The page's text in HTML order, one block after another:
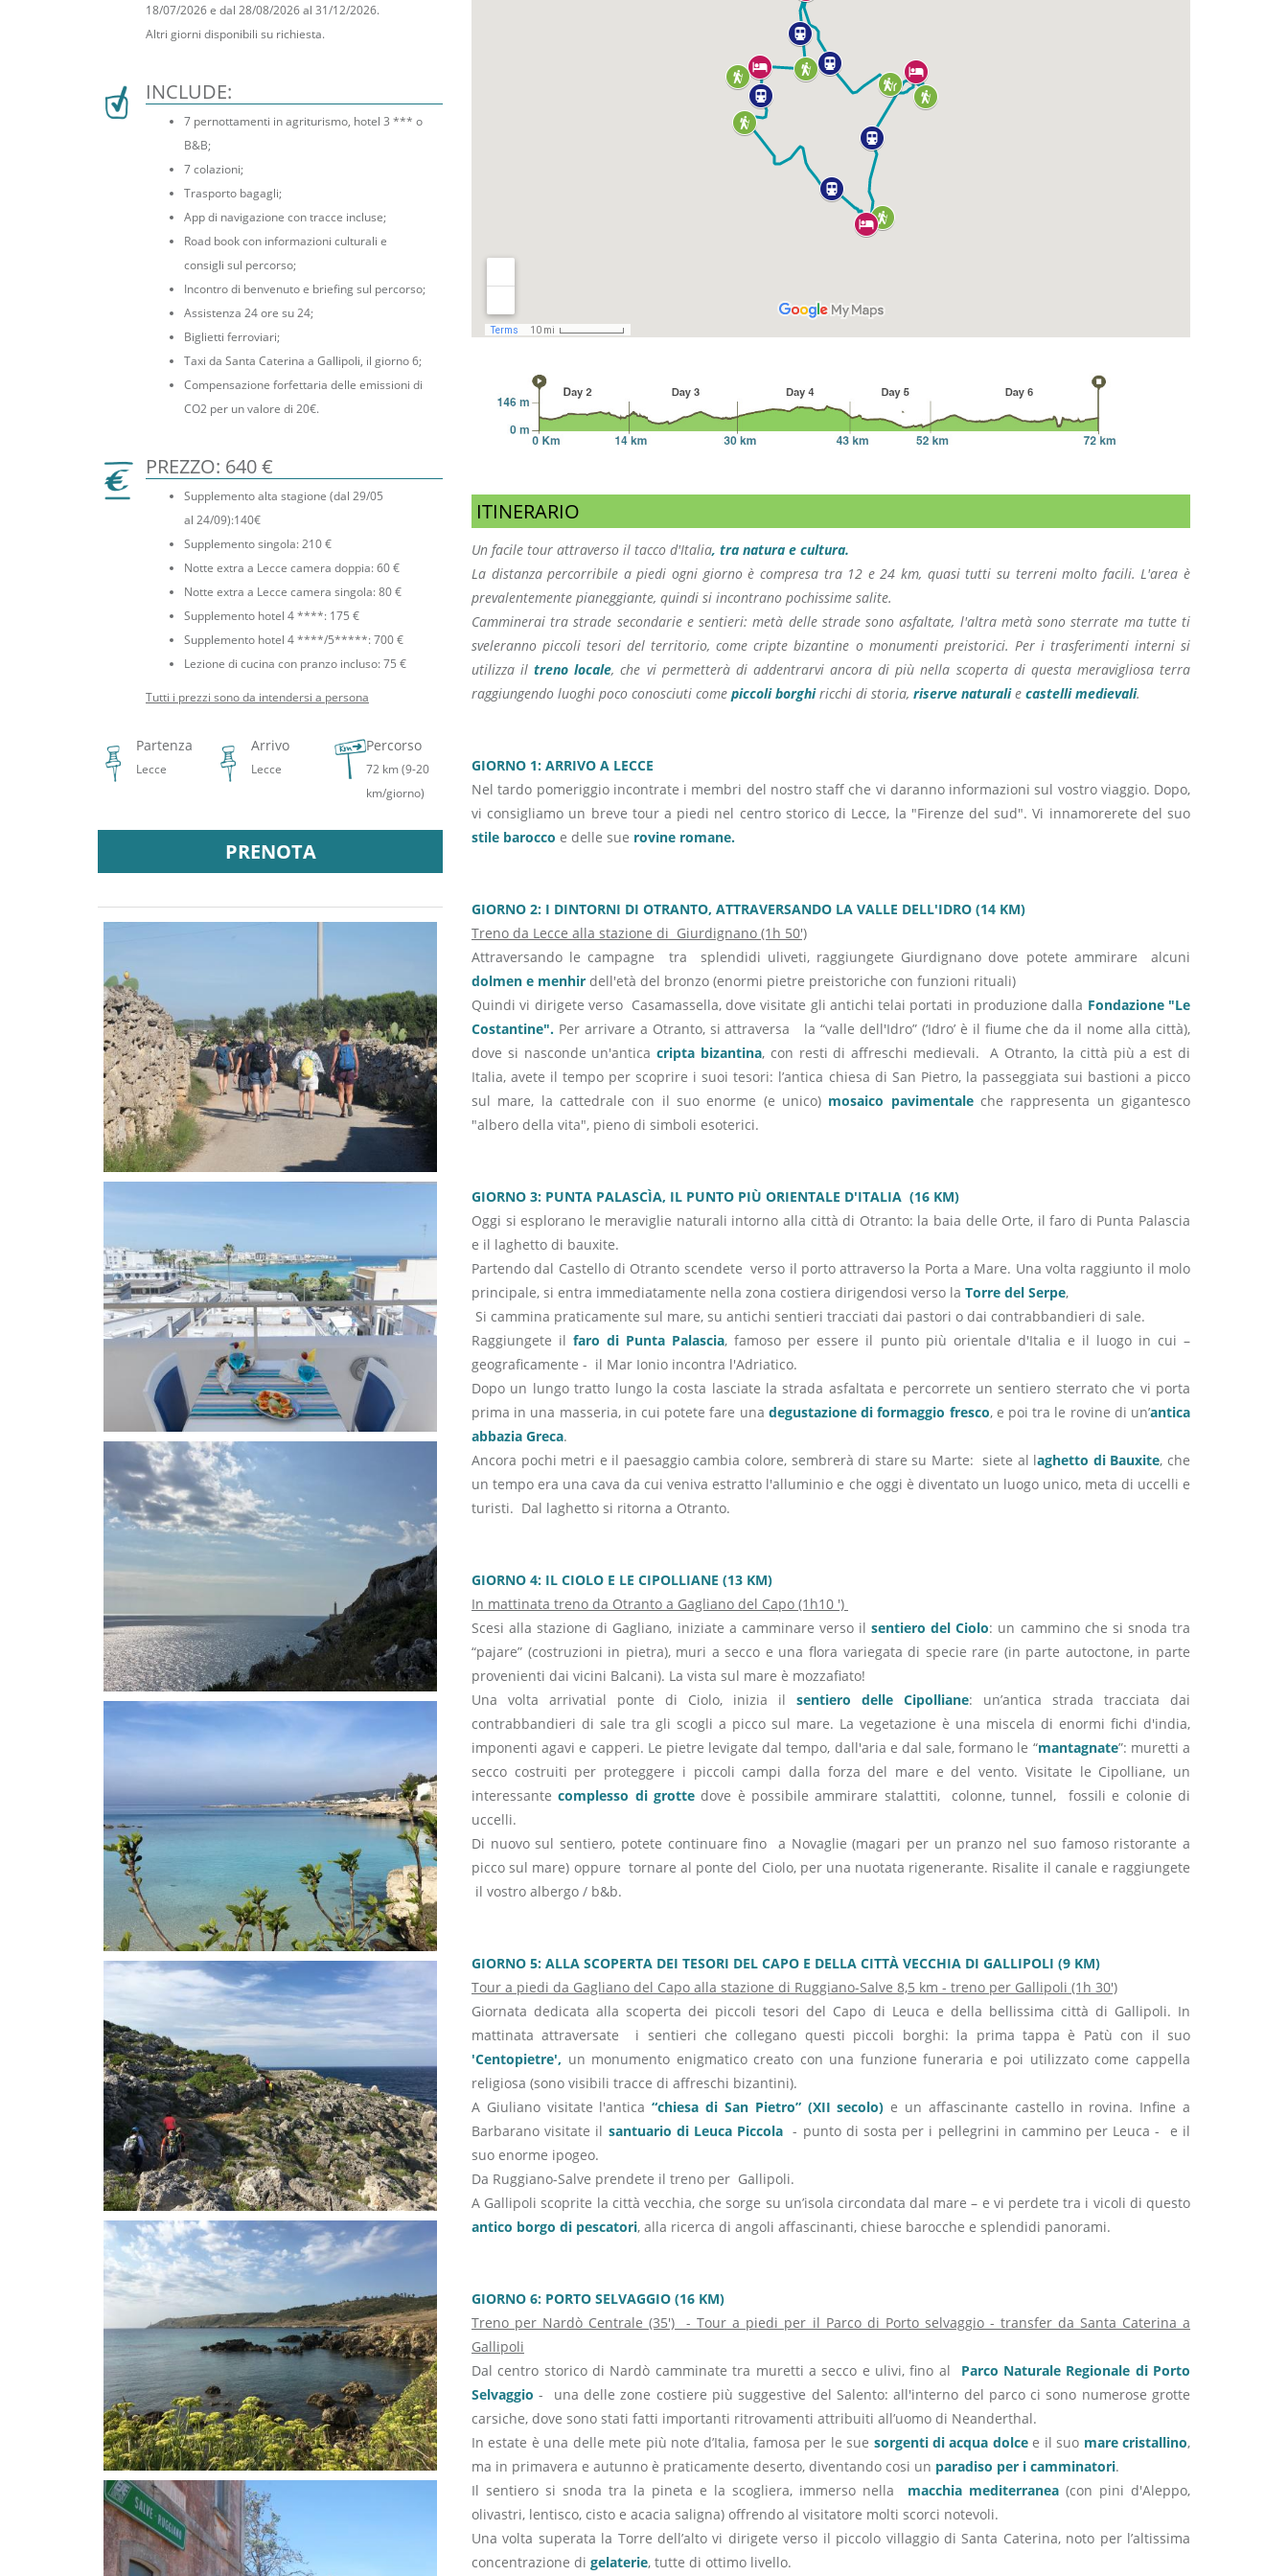
18/07/2026 e dal 28/08/2026 al 31/12/2026.
Altri giorni disponibili su richiesta.
INCLUDE:
7 pernottamenti in agriturismo, hotel 3 *** o
B&B;
7 colazioni;
Trasporto bagagli;
App di navigazione con tracce incluse;
Road book con informazioni culturali e
consigli sul percorso;
Incontro di benvenuto e briefing sul percorso;
Assistenza 24 ore su 24;
Biglietti ferroviari;
Taxi da Santa Caterina a Gallipoli, il giorno 6;
Compensazione forfettaria delle emissioni di
CO2 per un valore di 20€.
PREZZO: 640 €
Supplemento alta stagione (dal 29/05
al 24/09):140€
Supplemento singola: 210 €
Notte extra a Lecce camera doppia: 60 €
Notte extra a Lecce camera singola: 80 €
Supplemento hotel 4 ****: 175 €
Supplemento hotel 4 ****/5*****: 700 €
Lezione di cucina con pranzo incluso: 75 €
Tutti i prezzi sono da intendersi a persona
Partenza
Lecce
Arrivo
Lecce
Percorso
72 km (9-20
km/giorno)
PRENOTA
ITINERARIO
Un facile tour attraverso il tacco d'Italia, tra natura e cultura.
La distanza percorribile a piedi ogni giorno è compresa tra 12 e 24 km, quasi tutti su terreni molto facili. L'area è
prevalentemente pianeggiante, quindi si incontrano pochissime salite.
Camminerai tra strade secondarie e sentieri: metà delle strade sono asfaltate, l'altra metà sono sterrate ma tutte ti
sveleranno piccoli tesori del territorio, come cripte bizantine o monumenti preistorici. Per i trasferimenti interni si
utilizza iltreno locale, che vi permetterà di addentrarvi ancora di più nella scoperta di questa meravigliosa terra
raggiungendo luoghi poco conosciuti come piccoli borghiricchi di storia, riserve naturalie castelli medievali.
GIORNO 1: ARRIVO A LECCE
Nel tardo pomeriggio incontrate i membri del nostro staff che vi daranno informazioni sul vostro viaggio. Dopo,
vi consigliamo un breve tour a piedi nel centro storico di Lecce, la "Firenze del sud". Vi innamorerete del suo
stile barocco e delle sue rovine romane.
GIORNO 2: I DINTORNI DI OTRANTO, ATTRAVERSANDO LA VALLE DELL'IDRO (14 KM)
Treno da Lecce alla stazione di Giurdignano (1h 50')
Attraversando le campagne tra splendidi uliveti, raggiungete Giurdignano dove potete ammirare alcuni
dolmen e menhir dell'età del bronzo (enormi pietre preistoriche con funzioni rituali)
Quindi vi dirigete verso Casamassella, dove visitate gli antichi telai portati in produzione dalla Fondazione "Le
Costantine". Per arrivare a Otranto, si attraversa la “valle dell'Idro” (‘Idro’ è il fiume che da il nome alla città),
dove si nasconde un'anticacripta bizantina, con resti di affreschi medievali. A Otranto, la città più a est di
Italia, avete il tempo per scoprire i suoi tesori: l’antica chiesa di San Pietro, la passeggiata sui bastioni a picco
sul mare, la cattedrale con il suo enorme (e unico) mosaico pavimentaleche rappresenta un gigantesco
"albero della vita", pieno di simboli esoterici.
GIORNO 3: PUNTA PALASCÌA, IL PUNTO PIÙ ORIENTALE D'ITALIA (16 KM)
Oggi si esplorano le meraviglie naturali intorno alla città di Otranto: la baia delle Orte, il faro di Punta Palascia
e il laghetto di bauxite.
Partendo dal Castello di Otranto scendete verso il porto attraverso la Porta a Mare. Una volta raggiunto il molo
principale, si entra immediatamente nella zona costiera dirigendosi verso la Torre del Serpe,
Si cammina praticamente sul mare, su antichi sentieri tracciati dai pastori o dai contrabbandieri di sale.
Raggiungete ilfaro di Punta Palascia, famoso per essere il punto più orientale d'Italia e il luogo in cui –
geograficamente - il Mar Ionio incontra l'Adriatico.
Dopo un lungo tratto lungo la costa lasciate la strada asfaltata e percorrete un sentiero sterrato che vi porta
prima in una masseria, in cui potete fare una degustazione di formaggio fresco, e poi tra le rovine di un’antica
abbazia Greca.
Ancora pochi metri e il paesaggio cambia colore, sembrerà di stare su Marte: siete al laghetto di Bauxite, che
un tempo era una cava da cui veniva estratto l'alluminio e che oggi è diventato un luogo unico, meta di uccelli e
turisti. Dal laghetto si ritorna a Otranto.
GIORNO 4: IL CIOLO E LE CIPOLLIANE (13 KM)
In mattinata treno da Otranto a Gagliano del Capo (1h10 ')
Scesi alla stazione di Gagliano, iniziate a camminare verso ilsentiero del Ciolo: un cammino che si snoda tra
“pajare” (costruzioni in pietra), muri a secco e una flora variegata di specie rare (in parte autoctone, in parte
provenienti dai vicini Balcani). La vista sul mare è mozzafiato!
Una volta arrivati​​al ponte di Ciolo, inizia il sentiero delle Cipolliane: un’antica strada tracciata dai
contrabbandieri di sale tra gli scogli a picco sul mare. La vegetazione è una miscela di enormi fichi d'india,
imponenti agavi e capperi. Le pietre levigate dal tempo, dall'aria e dal sale, formano le “mantagnate”: muretti a
secco costruiti per proteggere i piccoli campi dalla forza del mare e del vento. Visitate le Cipolliane, un
interessantecomplesso di grottedove è possibile ammirare stalattiti, colonne, tunnel, fossili e colonie di
uccelli.
Di nuovo sul sentiero, potete continuare fino a Novaglie (magari per un pranzo nel suo famoso ristorante a
picco sul mare) oppure tornare al ponte del Ciolo, per una nuotata rigenerante. Risalite il canale e raggiungete
il vostro albergo / b&b.
GIORNO 5: ALLA SCOPERTA DEI TESORI DEL CAPO E DELLA CITTÀ VECCHIA DI GALLIPOLI (9 KM)
Tour a piedi da Gagliano del Capo alla stazione di Ruggiano-Salve 8,5 km - treno per Gallipoli (1h 30')
Giornata dedicata alla scoperta dei piccoli tesori del Capo di Leuca e della bellissima città di Gallipoli. In
mattinata attraversate i sentieri che collegano questi piccoli borghi: la prima tappa è Patù con il suo
'Centopietre', un monumento enigmatico creato con una funzione funeraria e poi utilizzato come cappella
religiosa (sono visibili tracce di affreschi bizantini).
A Giuliano visitate l'antica“chiesa di San Pietro” (XII secolo) e un affascinante castello in rovina. Infine a
Barbarano visitate il santuario di Leuca Piccola - punto di sosta per i pellegrini in cammino per Leuca - e il
suo enorme ipogeo.
Da Ruggiano-Salve prendete il treno per Gallipoli.
A Gallipoli scoprite la città vecchia, che sorge su un’isola circondata dal mare – e vi perdete tra i vicoli di questo
antico borgo di pescatori, alla ricerca di angoli affascinanti, chiese barocche e splendidi panorami.
GIORNO 6: PORTO SELVAGGIO (16 KM)
Treno per Nardò Centrale (35') - Tour a piedi per il Parco di Porto selvaggio - transfer da Santa Caterina a
Gallipoli
Dal centro storico di Nardò camminate tra muretti a secco e ulivi, fino al Parco Naturale Regionale di Porto
Selvaggio - una delle zone costiere più suggestive del Salento: all'interno del parco ci sono numerose grotte
carsiche, dove sono stati fatti importanti ritrovamenti attribuiti all’uomo di Neanderthal.
In estate è una delle mete più note d’Italia, famosa per le sue sorgenti di acqua dolcee il suo mare cristallino,
ma in primavera e autunno è praticamente deserto, diventando cosi un paradiso per i camminatori.
Il sentiero si snoda tra la pineta e la scogliera, immerso nella macchia mediterranea (con pini d'Aleppo,
olivastri, lentisco, cisto e acacia saligna) offrendo al visitatore molti scorci notevoli.
Una volta superata la Torre dell’alto vi dirigete verso il piccolo villaggio di Santa Caterina, noto per l’altissima
concentrazione di gelaterie, tutte di ottimo livello.